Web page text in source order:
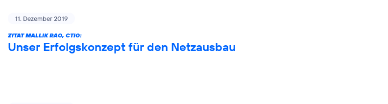
11. Dezember 2019
ZITAT MALLIK RAO, CTIO:
Unser Erfolgskonzept für den Netzausbau